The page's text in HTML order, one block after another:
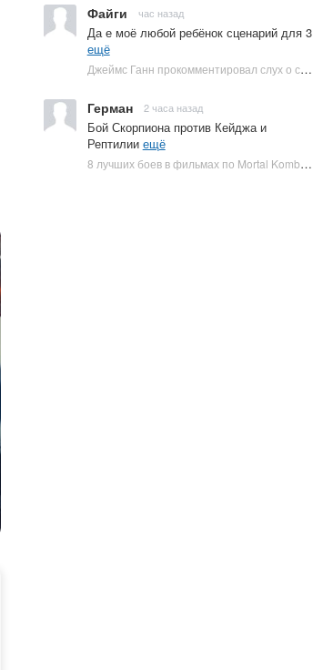
Файги час назад
Да е моё любой ребёнок сценарий для 3
ещё
Джеймс Ганн прокомментировал слух о съемках «Бэтмена 3» | Plugged In Ru
Герман 2 часа назад
Бой Скорпиона против Кейджа и
Рептилии ещё
8 лучших боев в фильмах по Mortal Kombat: от «Смертельной битвы» до «Мортал Комбат 2» | Plugged In Ru